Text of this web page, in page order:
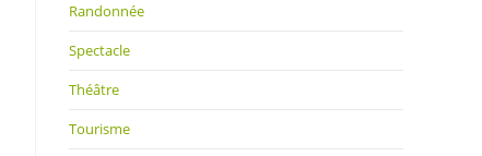
Randonnée
Spectacle
Théâtre
Tourisme